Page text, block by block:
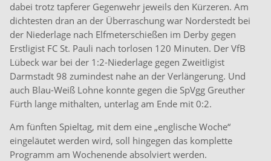
dabei trotz tapferer Gegenwehr jeweils den Kürzeren. Am
dichtesten dran an der Überraschung war Norderstedt bei
der Niederlage nach Elfmeterschießen im Derby gegen
Erstligist FC St. Pauli nach torlosen 120 Minuten. Der VfB
Lübeck war bei der 1:2-Niederlage gegen Zweitligist
Darmstadt 98 zumindest nahe an der Verlängerung. Und
auch Blau-Weiß Lohne konnte gegen die SpVgg Greuther
Fürth lange mithalten, unterlag am Ende mit 0:2.
Am fünften Spieltag, mit dem eine „englische Woche“
eingeläutet werden wird, soll hingegen das komplette
Programm am Wochenende absolviert werden.